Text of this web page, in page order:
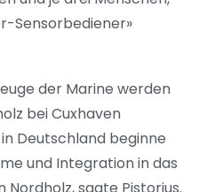
Sensorbediener»
der Marine werden
bei Cuxhaven
Deutschland beginne
und Integration in das